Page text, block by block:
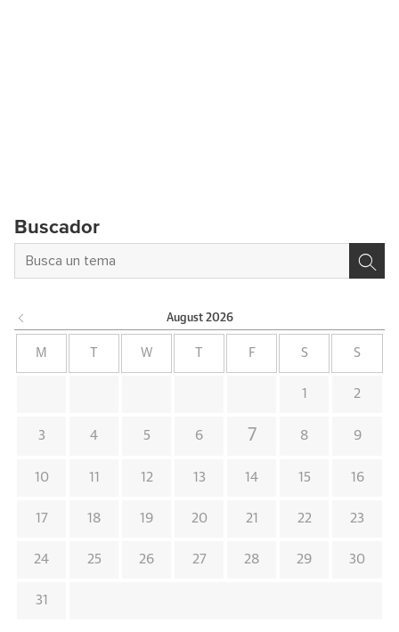
Buscador
August 2026
M W F S S
1 2
3 4 5 6 7 8 9
10 11 12 13 14 15 16
17 18 19 20 21 22 23
24 25 26 27 28 29 30
31